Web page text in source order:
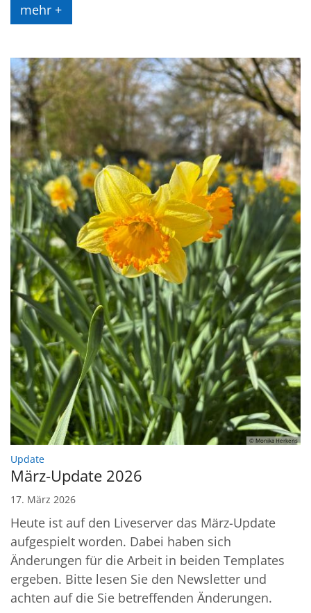
mehr +
© Monika Herkens
Update:
März-Update 2026
17. März 2026
Heute ist auf den Liveserver das März-Update
aufgespielt worden. Dabei haben sich
Änderungen für die Arbeit in beiden Templates
ergeben. Bitte lesen Sie den Newsletter und
achten auf die Sie betreffenden Änderungen.